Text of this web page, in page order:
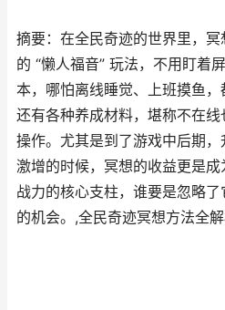
摘要：在全民奇迹的世界里，
的 “懒人福音” 玩法，不用盯着
本，哪怕离线睡觉、上班摸鱼
还有各种养成材料，堪称不在
操作。尤其是到了游戏中后期
激增的时候，冥想的收益更是
战力的核心支柱，谁要是忽略
的机会。,全民奇迹冥想方法全